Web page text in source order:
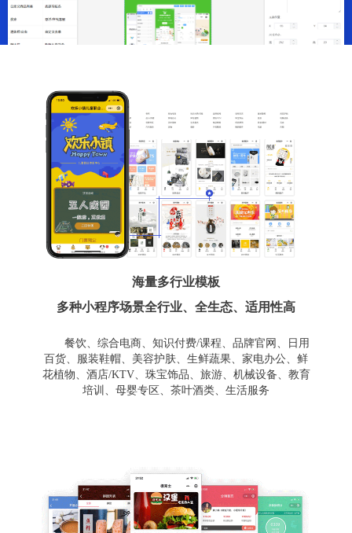
海量多行业模板
多种小程序场景全行业、全生态、适用性高
餐饮、综合电商、知识付费/课程、品牌官网、日用
百货、服装鞋帽、美容护肤、生鲜蔬果、家电办公、鲜
花植物、酒店/KTV、珠宝饰品、旅游、机械设备、教育
培训、母婴专区、茶叶酒类、生活服务